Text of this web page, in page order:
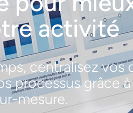
activité
centralisez vos
processus grâce
mesure.